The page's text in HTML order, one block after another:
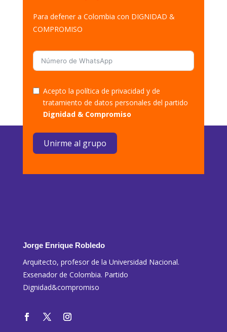
Para defener a Colombia con DIGNIDAD &
COMPROMISO
Acepto la política de privacidad y de
tratamiento de datos personales del partido
Dignidad & Compromiso
Unirme al grupo
Jorge Enrique Robledo
Arquitecto, profesor de la Universidad Nacional.
Exsenador de Colombia. Partido
Dignidad&compromiso